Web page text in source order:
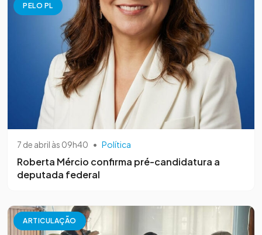
PELO PL
7 de abril às 09h40 • Política
Roberta Mércio confirma pré-candidatura a
deputada federal
ARTICULAÇÃO